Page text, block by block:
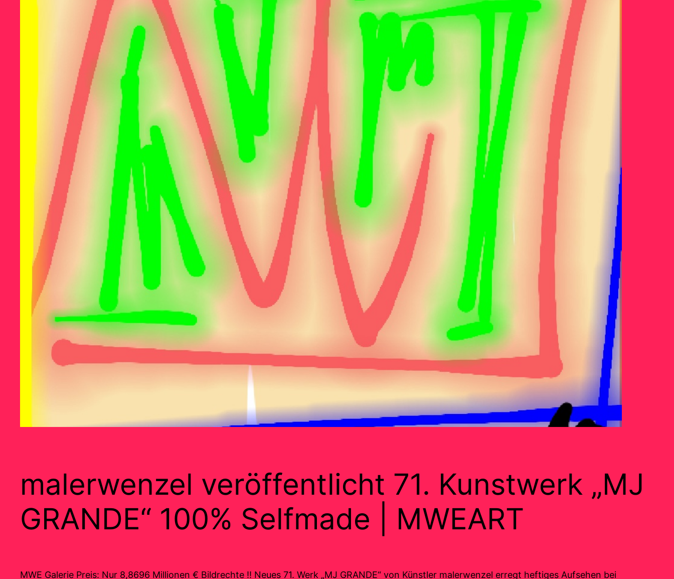
malerwenzel veröffentlicht 71. Kunstwerk „MJ
GRANDE“ 100% Selfmade | MWEART
MWE Galerie Preis: Nur 8,8696 Millionen € Bildrechte !! Neues 71. Werk „MJ GRANDE“ von Künstler malerwenzel erregt heftiges Aufsehen bei